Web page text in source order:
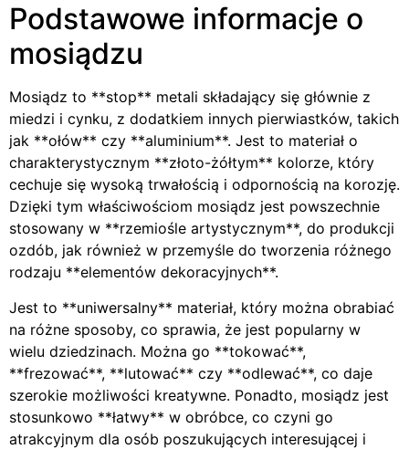
Podstawowe informacje o
mosiądzu
Mosiądz to **stop** metali składający się głównie z
miedzi i cynku, z dodatkiem innych pierwiastków, takich
jak **ołów** czy **aluminium**. Jest to materiał o
charakterystycznym **złoto-żółtym** kolorze, który
cechuje się wysoką trwałością i odpornością na korozję.
Dzięki tym właściwościom mosiądz jest powszechnie
stosowany w **rzemiośle artystycznym**, do produkcji
ozdób, jak również w przemyśle do tworzenia różnego
rodzaju **elementów dekoracyjnych**.
Jest to **uniwersalny** materiał, który można obrabiać
na różne sposoby, co sprawia, że jest popularny w
wielu dziedzinach. Można go **tokować**,
**frezować**, **lutować** czy **odlewać**, co daje
szerokie możliwości kreatywne. Ponadto, mosiądz jest
stosunkowo **łatwy** w obróbce, co czyni go
atrakcyjnym dla osób poszukujących interesującej i